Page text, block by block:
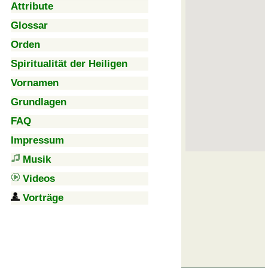
Attribute
Glossar
Orden
Spiritualität der Heiligen
Vornamen
Grundlagen
FAQ
Impressum
Musik
Videos
Vorträge